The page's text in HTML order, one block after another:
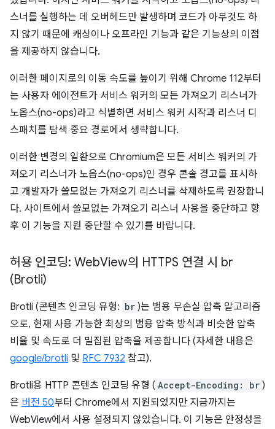
스너를 실행하는 데 오버헤드만 발생하며 코드가 아무것도 하
지 않기 때문에 캐싱이나 오프라인 기능과 같은 기능상의 이점
을 제공하지 않습니다.
이러한 페이지로의 이동 속도를 높이기 위해 Chrome 112부터
는 사용자 에이전트가 서비스 워커의 모든 가져오기 리스너가
노옵스(no-ops)라고 식별하면 서비스 워커 시작과 리스너 디
스패치를 탐색 중요 경로에서 생략합니다.
이러한 변경의 일환으로 Chromium은 모든 서비스 워커의 가
져오기 리스너가 노옵스(no-ops)인 경우 콘솔 경고를 표시하
고 개발자가 쓸모없는 가져오기 리스너를 삭제하도록 권장합니
다. 사이트에서 쓸모없는 가져오기 리스너 사용을 중단하고 향
후 이 기능을 지원 중단할 수 있기를 바랍니다.
허용 인코딩: WebView의 HTTPS 연결 시 br
(Brotli)
Brotli (콘텐츠 인코딩 유형: br )는 범용 무손실 압축 알고리즘
으로, 현재 사용 가능한 최상의 범용 압축 방식과 비슷한 압축
비율 및 속도로 더 밀집된 압축을 제공합니다 (자세한 내용은
google/brotli 및 RFC 7932 참고).
Brotli용 HTTP 콘텐츠 인코딩 유형 ( Accept-Encoding: br )
은 버전 50부터 Chrome에서 지원되었지만 지금까지는
WebView에서 사용 설정되지 않았습니다. 이 기능은 안정성을